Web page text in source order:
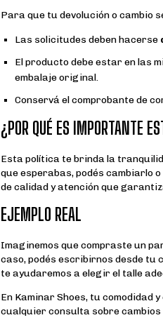
Para que tu devolución o cambio
Las solicitudes deben hacerse
El producto debe estar en las
embalaje original.
Conservá el comprobante de
¿POR QUÉ ES IMPORTANTE
Esta política te brinda la
que esperabas, podés cambiarlo
de calidad y atención que
EJEMPLO REAL
Imaginemos que compraste un
caso, podés escribirnos desde tu
te ayudaremos a elegir el talle
En Kaminar Shoes, tu comodidad
cualquier consulta sobre cambios